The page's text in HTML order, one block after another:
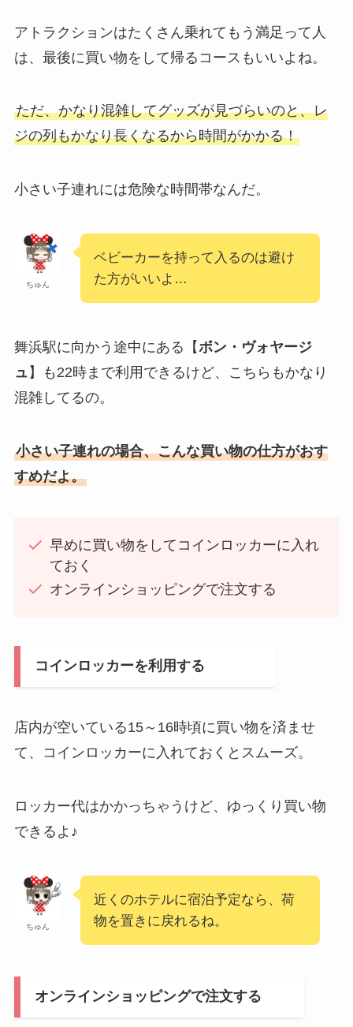
アトラクションはたくさん乗れてもう満足って人
は、最後に買い物をして帰るコースもいいよね。
ただ、かなり混雑してグッズが見づらいのと、レ
ジの列もかなり長くなるから時間がかかる！
小さい子連れには危険な時間帯なんだ。
ちゅん
ベビーカーを持って入るのは避け
た方がいいよ…
舞浜駅に向かう途中にある【ボン・ヴォヤージ
ュ 】も22時まで利用できるけど、こちらもかなり
混雑してるの。
小さい子連れの場合、こんな買い物の仕方がおす
すめだよ。
早めに買い物をしてコインロッカーに入れ
ておく
オンラインショッピングで注文する
コインロッカーを利用する
店内が空いている15～16時頃に買い物を済ませ
て、コインロッカーに入れておくとスムーズ。
ロッカー代はかかっちゃうけど、ゆっくり買い物
できるよ♪
ちゅん
近くのホテルに宿泊予定なら、荷
物を置きに戻れるね。
オンラインショッピングで注文する